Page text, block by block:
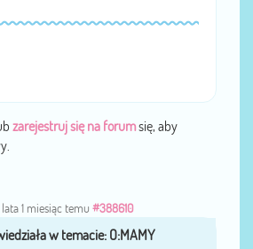
zarejestruj się na forumsię, aby
lata 1 miesiąc temu #388610
ewelka1505